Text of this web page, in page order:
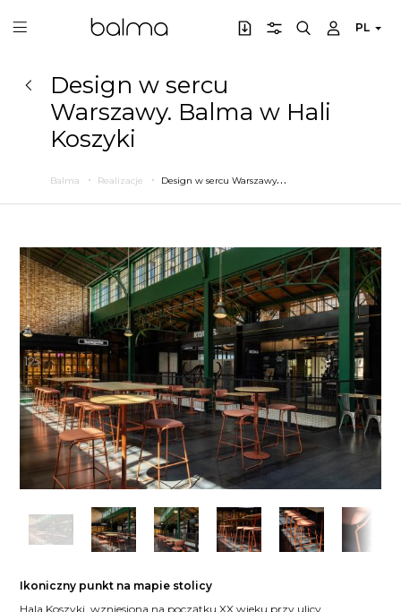
PL
Design w sercu
Warszawy. Balma w Hali
Koszyki
Balma Realizacje D
esign w sercu Warszawy. Balma w Hali Koszyki
Poprzedni Następny
Ikoniczny punkt na mapie stolicy
Hala Koszyki, wzniesiona na początku XX wieku przy ulicy